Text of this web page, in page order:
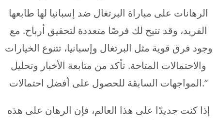
الرهانات على مباراة البرتغال ضد إسبانيا لها طابعها
الفريد، وقد تتيح لك فرصًا متعددة لتحقيق أرباح. مع
وجود فرق قوية مثل البرتغال وإسبانيا، تتنوع الخيارات
والاحتمالات المتاحة. تأكد من متابعة الأخبار وتحليل
المواجهات السابقة للحصول على أفضل احتمالات.”
إذا كنت جديدًا على هذا العالم، فإن الرهان على هذه